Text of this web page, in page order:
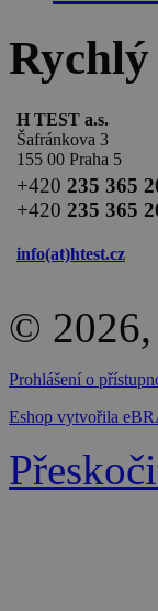
H TEST a.s.
Šafránkova 3
155 00 Praha 5
+420 235 365
+420 235 365
info(at)htest.cz
© 2026,
Prohlášení o
Eshop vytvořila